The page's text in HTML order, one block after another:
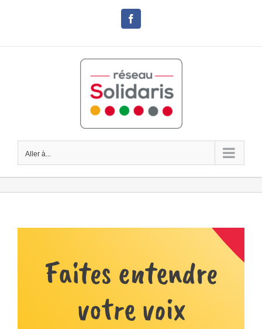
Facebook
Aller à...
Faites entendre
votre voix